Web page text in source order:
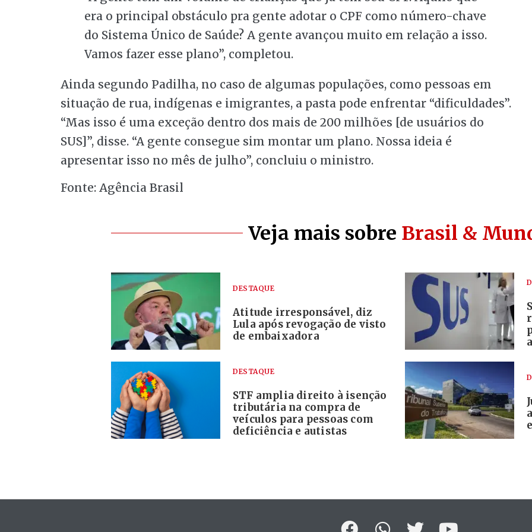
era o principal obstáculo pra gente adotar o CPF como número-chave
do Sistema Único de Saúde? A gente avançou muito em relação a isso.
Vamos fazer esse plano”, completou.
Ainda segundo Padilha, no caso de algumas populações, como pessoas em
situação de rua, indígenas e imigrantes, a pasta pode enfrentar “dificuldades”.
“Mas isso é uma exceção dentro dos mais de 200 milhões [de usuários do
SUS]”, disse. “A gente consegue sim montar um plano. Nossa ideia é
apresentar isso no mês de julho”, concluiu o ministro.
Fonte: Agência Brasil
Veja mais sobre Brasil &
DESTAQUE
Atitude irresponsável, diz
Lula após revogação de visto
de embaixadora
DESTAQUE
STF amplia direito à isenção
tributária na compra de
veículos para pessoas com
deficiência e autistas